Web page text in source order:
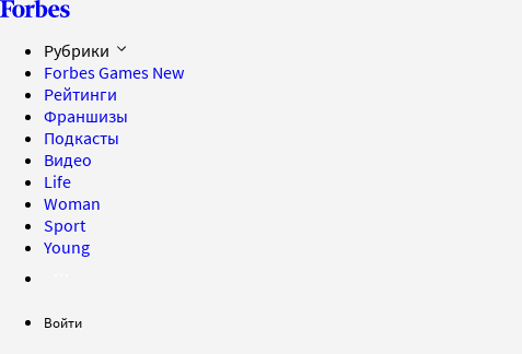
Рубрики
Forbes Games New
Рейтинги
Франшизы
Подкасты
Видео
Life
Woman
Sport
Young
Войти